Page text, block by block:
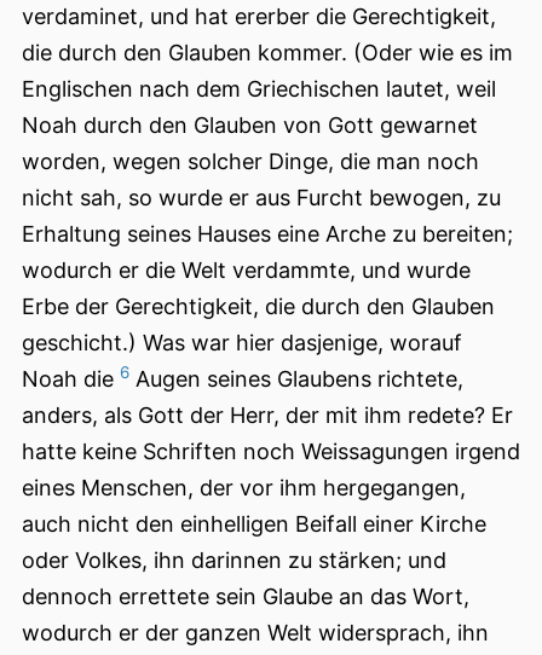
verdaminet, und hat ererber die Gerechtigkeit,
die durch den Glauben kommer. (Oder wie es im
Englischen nach dem Griechischen lautet, weil
Noah durch den Glauben von Gott gewarnet
worden, wegen solcher Dinge, die man noch
nicht sah, so wurde er aus Furcht bewogen, zu
Erhaltung seines Hauses eine Arche zu bereiten;
wodurch er die Welt verdammte, und wurde
Erbe der Gerechtigkeit, die durch den Glauben
geschicht.) Was war hier dasjenige, worauf
Noah die 6 Augen seines Glaubens richtete,
anders, als Gott der Herr, der mit ihm redete? Er
hatte keine Schriften noch Weissagungen irgend
eines Menschen, der vor ihm hergegangen,
auch nicht den einhelligen Beifall einer Kirche
oder Volkes, ihn darinnen zu stärken; und
dennoch errettete sein Glaube an das Wort,
wodurch er der ganzen Welt widersprach, ihn